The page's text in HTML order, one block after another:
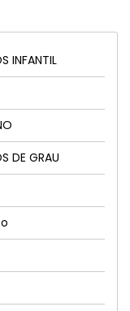
INFANTIL
DE GRAU